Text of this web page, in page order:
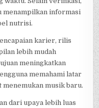
menampilkan informasi
nutrisi.
karier, rilis
lebih mudah
meningkatkan
memahami latar
menemukan musik baru.
dari upaya lebih luas